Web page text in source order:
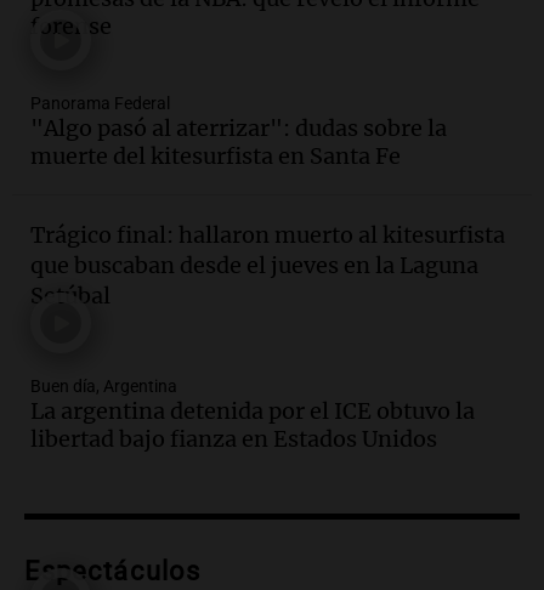
meses por vandalismo y robos
Panorama Federal
vandalismo destruye 433 luminarias
públicas en 14 meses y afecta la
seguridad
Episodios
Audio.Secuestran 28 bultos de
mercadería extranjera en control
fronterizo en Tucumán
Audio.Mujer de 92 años fallece
mientras esperaba cobrar su jubilación
en San Luis
abuso sexual: juicio programado para
forense
Panorama Federal
"Algo pasó al aterrizar": dudas sobre la
muerte del kitesurfista en Santa Fe
Trágico final: hallaron muerto al kitesurfista
que buscaban desde el jueves en la Laguna
Setúbal
Buen día, Argentina
La argentina detenida por el ICE obtuvo la
libertad bajo fianza en Estados Unidos
Espectáculos